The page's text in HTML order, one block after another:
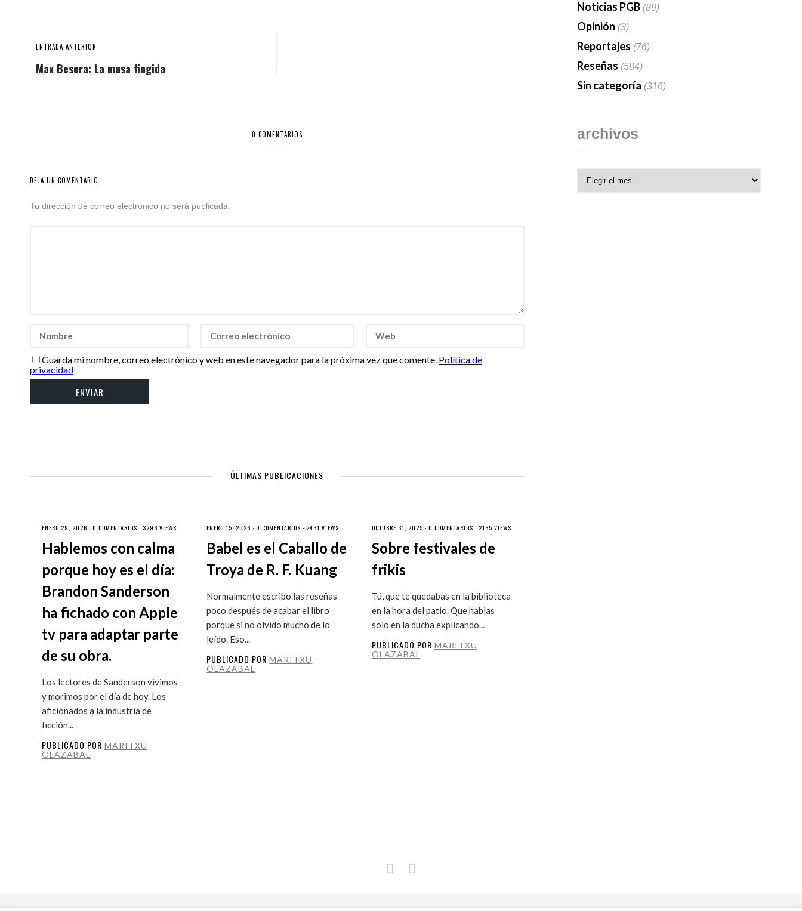
ENTRADA ANTERIOR
Max Besora: La musa fingida
0 COMENTARIOS
DEJA UN COMENTARIO
Tu dirección de correo electrónico no será publicada.
Guarda mi nombre, correo electrónico y web en este navegador para la próxima vez que comente. Política de
privacidad
ÚLTIMAS PUBLICACIONES
ENERO 29, 2026 · 0 COMENTARIOS · 3296 VIEWS
Hablemos con calma
porque hoy es el día:
Brandon Sanderson
ha fichado con Apple
tv para adaptar parte
de su obra.
Los lectores de Sanderson vivimos
y morimos por el día de hoy. Los
aficionados a la industria de
ficción...
PUBLICADO POR MARITXU
OLAZABAL
ENERO 15, 2026 ·0 COMENTARIOS · 2431 VIEWS
Babel es el Caballo de
Troya de R. F. Kuang
Normalmente escribo las reseñas
poco después de acabar el libro
porque si no olvido mucho de lo
leído. Eso...
PUBLICADO PORMARITXU
OLAZABAL
OCTUBRE 31, 2025 · 0 COMENTARIOS · 2165 VIEWS
Sobre festivales de
frikis
Tú, que te quedabas en la biblioteca
en la hora del patio. Que hablas
solo en la ducha explicando...
PUBLICADO POR MARITXU
OLAZABAL
Noticias PGB (89)
Opinión (3)
Reportajes (76)
Reseñas (584)
Sin categoría (316)
archivos